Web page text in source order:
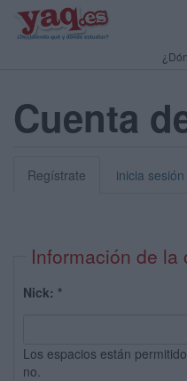
Cuenta
Regístrate inicia sesión
Información de la
Nick: *
Los espacios están
no.